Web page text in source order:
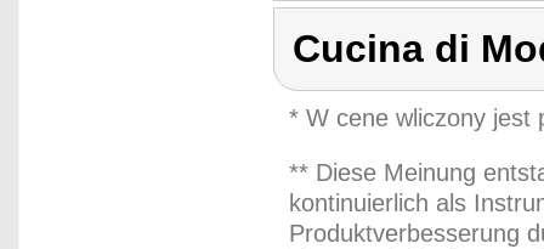
Cucina di
* W cene wliczony jest
** Diese Meinung
kontinuierlich als
Produktverbesserung